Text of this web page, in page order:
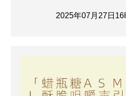
2025年07月27日